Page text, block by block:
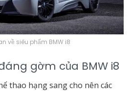
về siêu phẩm BMW i8
gờm của BMW i8
thao hạng sang cho nên các